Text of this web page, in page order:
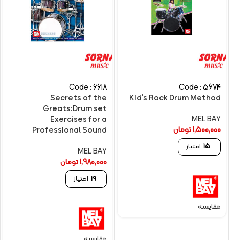
Code : 5674
Kid’s Rock Drum Method
MEL BAY
1,500,000تومان
15 امتیاز
مقایسه
Code : 6618
Secrets of the
Greats:Drum set
Exercises for a
Professional Sound
MEL BAY
1,980,000تومان
19 امتیاز